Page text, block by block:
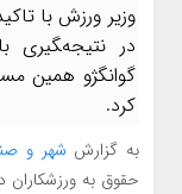
وزیر ورزش با
در نتیجه‌‍گیری
گوانگژو همین
کرد.
به گزارش شهر و
حقوق به ورزشکاران